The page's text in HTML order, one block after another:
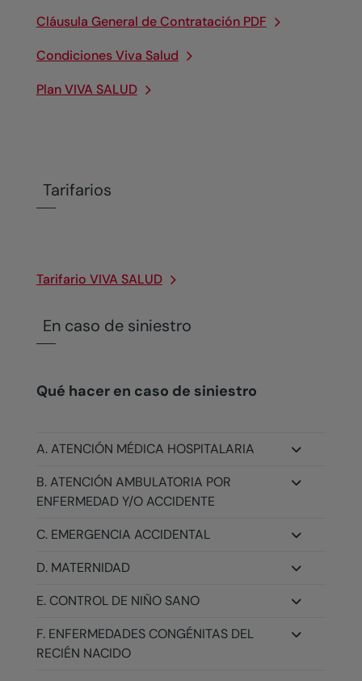
Cláusula General de Contratación PDF
Condiciones Viva Salud
Plan VIVA SALUD
Tarifarios
Tarifario VIVA SALUD
En caso de siniestro
Qué hacer en caso de siniestro
A. ATENCIÓN MÉDICA HOSPITALARIA
B. ATENCIÓN AMBULATORIA POR
ENFERMEDAD Y/O ACCIDENTE
C. EMERGENCIA ACCIDENTAL
D. MATERNIDAD
E. CONTROL DE NIÑO SANO
F. ENFERMEDADES CONGÉNITAS DEL
RECIÉN NACIDO